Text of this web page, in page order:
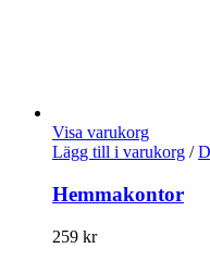
Visa varukorg
Lägg till i varukorg /
Hemmakontor
259 kr